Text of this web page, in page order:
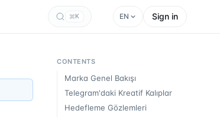
K EN Sign in
CONTENTS
Marka Genel Bakışı
Telegram'daki Kreatif Kalıplar
Hedefleme Gözlemleri